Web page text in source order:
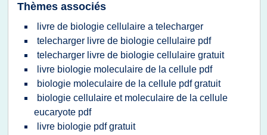
Thèmes associés
livre de biologie cellulaire a telecharger
telecharger livre de biologie cellulaire pdf
telecharger livre de biologie cellulaire gratuit
livre biologie moleculaire de la cellule pdf
biologie moleculaire de la cellule pdf gratuit
biologie cellulaire et moleculaire de la cellule
eucaryote pdf
livre biologie pdf gratuit